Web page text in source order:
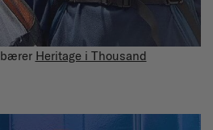
bærer Heritage i Thousand